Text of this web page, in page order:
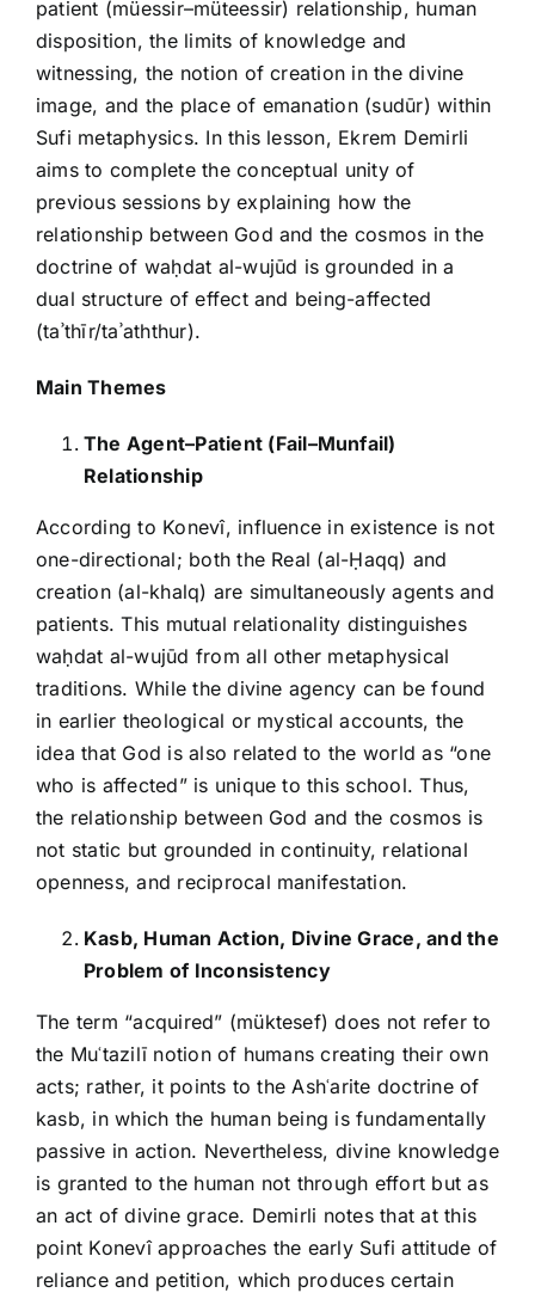
patient (müessir–müteessir) relationship, human
disposition, the limits of knowledge and
witnessing, the notion of creation in the divine
image, and the place of emanation (sudūr) within
Sufi metaphysics. In this lesson, Ekrem Demirli
aims to complete the conceptual unity of
previous sessions by explaining how the
relationship between God and the cosmos in the
doctrine of waḥdat al-wujūd is grounded in a
dual structure of effect and being-affected
(taʾthīr/taʾaththur).
Main Themes
The Agent–Patient (Fail–Munfail)
Relationship
According to Konevî, influence in existence is not
one-directional; both the Real (al-Ḥaqq) and
creation (al-khalq) are simultaneously agents and
patients. This mutual relationality distinguishes
waḥdat al-wujūd from all other metaphysical
traditions. While the divine agency can be found
in earlier theological or mystical accounts, the
idea that God is also related to the world as “one
who is affected” is unique to this school. Thus,
the relationship between God and the cosmos is
not static but grounded in continuity, relational
openness, and reciprocal manifestation.
Kasb, Human Action, Divine Grace, and the
Problem of Inconsistency
The term “acquired” (müktesef) does not refer to
the Muʿtazilī notion of humans creating their own
acts; rather, it points to the Ashʿarite doctrine of
kasb, in which the human being is fundamentally
passive in action. Nevertheless, divine knowledge
is granted to the human not through effort but as
an act of divine grace. Demirli notes that at this
point Konevî approaches the early Sufi attitude of
reliance and petition, which produces certain